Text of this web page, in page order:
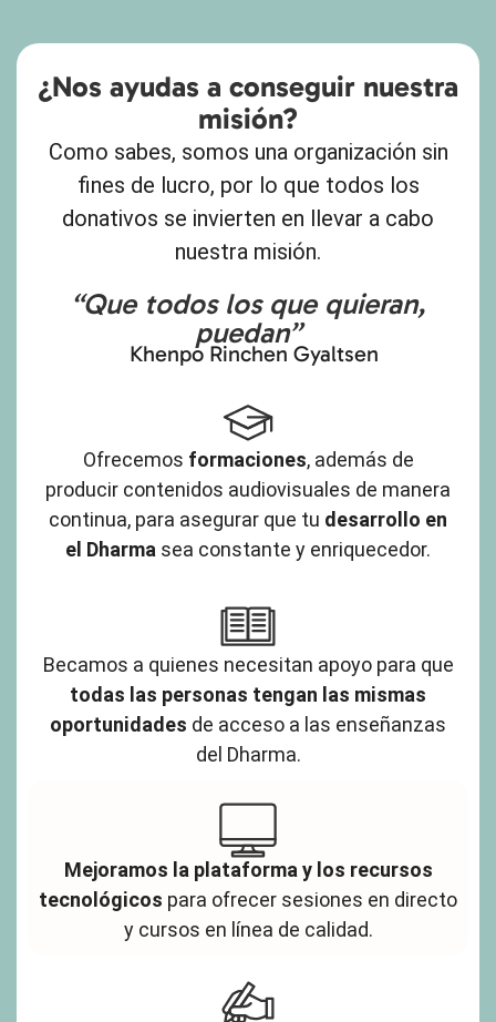
¿Nos ayudas a conseguir nuestra
misión?
Como sabes, somos una organización sin
fines de lucro, por lo que todos los
donativos se invierten en llevar a cabo
nuestra misión.
“Que todos los que quieran,
puedan”
Khenpo Rinchen Gyaltsen
Ofrecemos formaciones, además de
producir contenidos audiovisuales de manera
continua, para asegurar que tu desarrollo en
el Dharma sea constante y enriquecedor.
Becamos a quienes necesitan apoyo para que
todas las personas tengan las mismas
oportunidades de acceso a las enseñanzas
del Dharma.
Mejoramos la plataforma y los recursos
tecnológicos para ofrecer sesiones en directo
y cursos en línea de calidad.